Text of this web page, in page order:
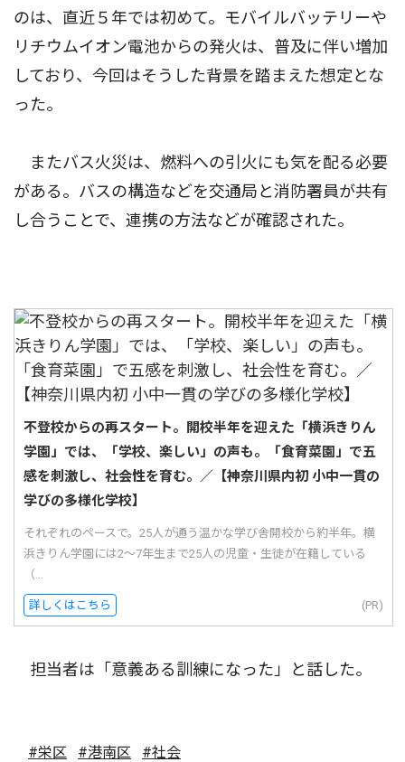
のは、直近５年では初めて。モバイルバッテリーや
リチウムイオン電池からの発火は、普及に伴い増加
しており、今回はそうした背景を踏まえた想定とな
った。
またバス火災は、燃料への引火にも気を配る必要
がある。バスの構造などを交通局と消防署員が共有
し合うことで、連携の方法などが確認された。
不登校からの再スタート。開校半年を迎えた「横浜きりん
学園」では、「学校、楽しい」の声も。「食育菜園」で五
感を刺激し、社会性を育む。／【神奈川県内初 小中一貫の
学びの多様化学校】
それぞれのペースで。25人が通う温かな学び舎開校から約半年。横
浜きりん学園には2〜7年生まで25人の児童・生徒が在籍している
（...
詳しくはこちら (PR)
担当者は「意義ある訓練になった」と話した。
#栄区 #港南区 #社会